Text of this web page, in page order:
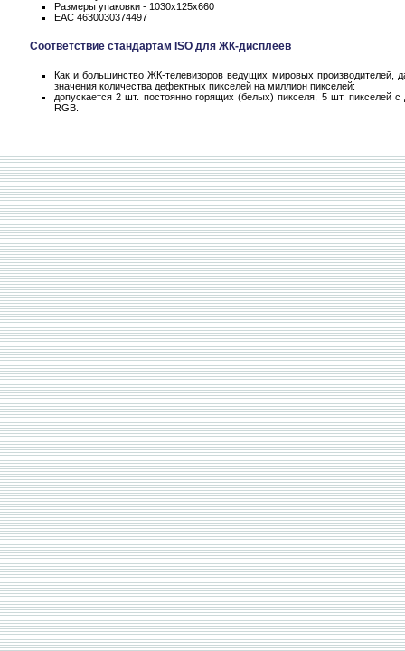
Размеры упаковки - 1030x125x660
EAC 4630030374497
Соответствие стандартам ISO для ЖК-дисплеев
Как и большинство ЖК-телевизоров ведущих мировых производителей,
значения количества дефектных пикселей на миллион пикселей:
допускается 2 шт. постоянно горящих (белых) пикселя, 5 шт. пикселей
RGB.